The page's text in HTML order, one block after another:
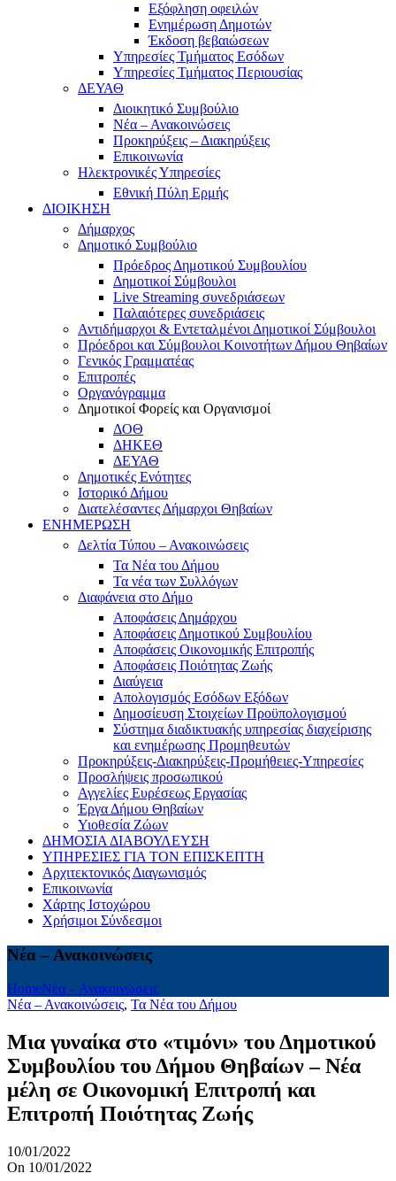
Εξόφληση οφειλών
Ενημέρωση Δημοτών
Έκδοση βεβαιώσεων
Υπηρεσίες Τμήματος Εσόδων
Υπηρεσίες Τμήματος Περιουσίας
ΔΕΥΑΘ
Διοικητικό Συμβούλιο
Νέα – Ανακοινώσεις
Προκηρύξεις – Διακηρύξεις
Επικοινωνία
Ηλεκτρονικές Υπηρεσίες
Εθνική Πύλη Ερμής
ΔΙΟΙΚΗΣΗ
Δήμαρχος
Δημοτικό Συμβούλιο
Πρόεδρος Δημοτικού Συμβουλίου
Δημοτικοί Σύμβουλοι
Live Streaming συνεδριάσεων
Παλαιότερες συνεδριάσεις
Αντιδήμαρχοι & Εντεταλμένοι Δημοτικοί Σύμβουλοι
Πρόεδροι και Σύμβουλοι Κοινοτήτων Δήμου Θηβαίων
Γενικός Γραμματέας
Επιτροπές
Οργανόγραμμα
Δημοτικοί Φορείς και Οργανισμοί
ΔΟΘ
ΔΗΚΕΘ
ΔΕΥΑΘ
Δημοτικές Ενότητες
Ιστορικό Δήμου
Διατελέσαντες Δήμαρχοι Θηβαίων
ΕΝΗΜΕΡΩΣΗ
Δελτία Τύπου – Ανακοινώσεις
Τα Νέα του Δήμου
Τα νέα των Συλλόγων
Διαφάνεια στο Δήμο
Αποφάσεις Δημάρχου
Αποφάσεις Δημοτικού Συμβουλίου
Αποφάσεις Οικονομικής Επιτροπής
Αποφάσεις Ποιότητας Ζωής
Διαύγεια
Απολογισμός Εσόδων Εξόδων
Δημοσίευση Στοιχείων Προϋπολογισμού
Σύστημα διαδικτυακής υπηρεσίας διαχείρισης
και ενημέρωσης Προμηθευτών
Προκηρύξεις-Διακηρύξεις-Προμήθειες-Υπηρεσίες
Προσλήψεις προσωπικού
Αγγελίες Ευρέσεως Εργασίας
Έργα Δήμου Θηβαίων
Υιοθεσία Ζώων
ΔΗΜΟΣΙΑ ΔΙΑΒΟΥΛΕΥΣΗ
ΥΠΗΡΕΣΙΕΣ ΓΙΑ ΤΟΝ ΕΠΙΣΚΕΠΤΗ
Αρχιτεκτονικός Διαγωνισμός
Επικοινωνία
Χάρτης Ιστοχώρου
Χρήσιμοι Σύνδεσμοι
Νέα – Ανακοινώσεις
HomeΝέα – Ανακοινώσεις
Νέα – Ανακοινώσεις, Τα Νέα του Δήμου
Μια γυναίκα στο «τιμόνι» του Δημοτικού
Συμβουλίου του Δήμου Θηβαίων – Νέα
μέλη σε Οικονομική Επιτροπή και
Επιτροπή Ποιότητας Ζωής
10/01/2022
On 10/01/2022